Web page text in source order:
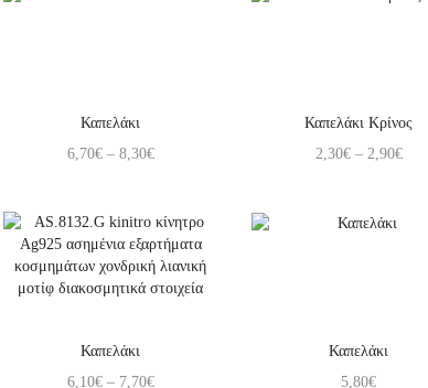
Καπελάκι
6,70€ – 8,30€
Καπελάκι Κρίνος
2,30€ – 2,90€
Καπελάκι
6,10€ – 7,70€
Καπελάκι
5,80€